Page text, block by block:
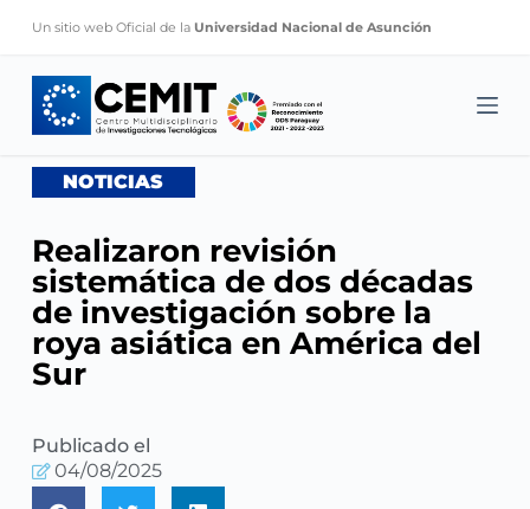
S
o
n
e
n
Un sitio web Oficial de la Universidad Nacional de Asunción
NOTICIAS
Realizaron revisión
sistemática de dos décadas
de investigación sobre la
roya asiática en América del
Sur
Publicado el
04/08/2025